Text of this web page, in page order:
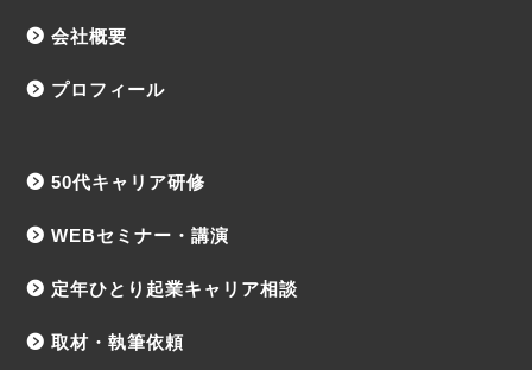
会社概要
プロフィール
50代キャリア研修
WEBセミナー・講演
定年ひとり起業キャリア相談
取材・執筆依頼